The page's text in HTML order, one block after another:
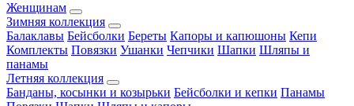
Женщинам
Зимняя коллекция
Балаклавы Бейсболки Береты Капоры и капюшоны Кепи
Комплекты Повязки Ушанки Чепчики Шапки Шляпы и
панамы
Летняя коллекция
Банданы, косынки и козырьки Бейсболки и кепки Панамы